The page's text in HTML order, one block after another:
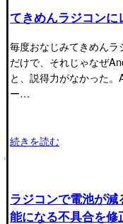
てきめんラジコン
毎度おなじみてきめん
だけで、それじゃなぜ
と、説得力がなかった
ー…
続きを読む
ラジコンで電池が
能になる不具合を修